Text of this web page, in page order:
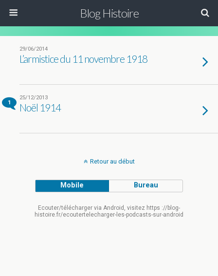
Blog Histoire
29/06/2014
L’armistice du 11 novembre 1918
1
25/12/2013
Noël 1914
Retour au début
Mobile Bureau
Ecouter/télécharger via Android, visitez https ://blog-
histoire.fr/ecoutertelecharger-les-podcasts-sur-android